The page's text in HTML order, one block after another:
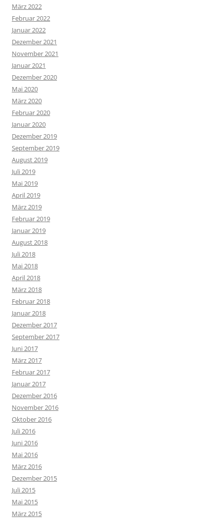
März 2022
Februar 2022
Januar 2022
Dezember 2021
November 2021
Januar 2021
Dezember 2020
Mai 2020
März 2020
Februar 2020
Januar 2020
Dezember 2019
September 2019
August 2019
Juli 2019
Mai 2019
April 2019
März 2019
Februar 2019
Januar 2019
August 2018
Juli 2018
Mai 2018
April 2018
März 2018
Februar 2018
Januar 2018
Dezember 2017
September 2017
Juni 2017
März 2017
Februar 2017
Januar 2017
Dezember 2016
November 2016
Oktober 2016
Juli 2016
Juni 2016
Mai 2016
März 2016
Dezember 2015
Juli 2015
Mai 2015
März 2015